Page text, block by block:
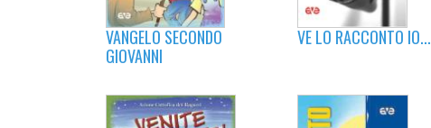
VANGELO SECONDO
GIOVANNI
VE LO RACCONTO IO...